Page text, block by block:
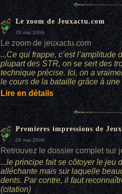
Le zoom de Jeuxactu.com
26 mai 2006
Le zoom de jeuxactu.com
...Ce qui frappe, c’est
plupart des STR, on se sert des
technique précise. Ici, on a
le cours de la bataille grâce à
Lire en détails
Premieres impressions de
26 mai 2006
Retrouvez le dossier complet sur
...le principe fait se côtoyer le jeu
alléchante mais sur laquelle
dents. Par contre, il faut
(citation)